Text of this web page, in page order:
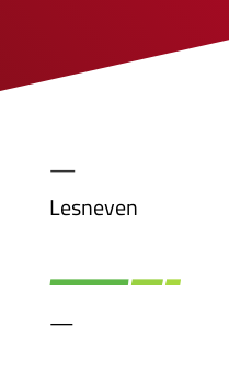
—
Lesneven
—